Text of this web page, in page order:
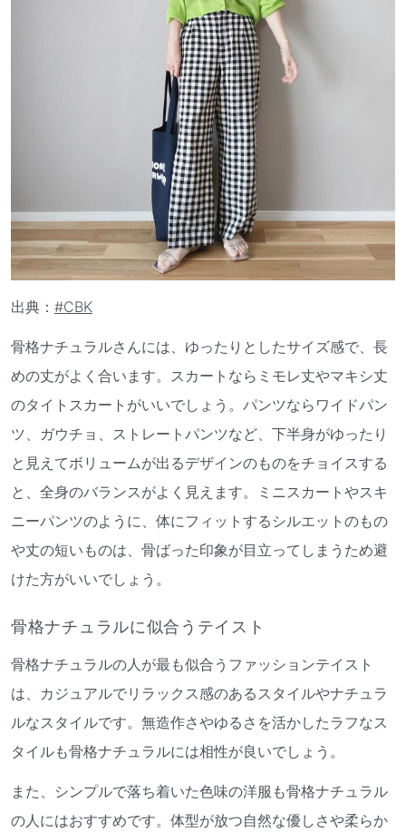
出典： #CBK
骨格ナチュラルさんには、ゆったりとしたサイズ感で、長
めの丈がよく合います。スカートならミモレ丈やマキシ丈
のタイトスカートがいいでしょう。パンツならワイドパン
ツ、ガウチョ、ストレートパンツなど、下半身がゆったり
と見えてボリュームが出るデザインのものをチョイスする
と、全身のバランスがよく見えます。ミニスカートやスキ
ニーパンツのように、体にフィットするシルエットのもの
や丈の短いものは、骨ばった印象が目立ってしまうため避
けた方がいいでしょう。
骨格ナチュラルに似合うテイスト
骨格ナチュラルの人が最も似合うファッションテイスト
は、カジュアルでリラックス感のあるスタイルやナチュラ
ルなスタイルです。無造作さやゆるさを活かしたラフなス
タイルも骨格ナチュラルには相性が良いでしょう。
また、シンプルで落ち着いた色味の洋服も骨格ナチュラル
の人にはおすすめです。体型が放つ自然な優しさや柔らか